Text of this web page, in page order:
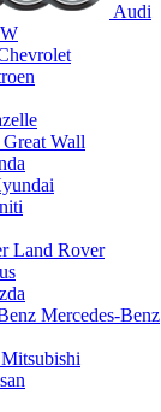
Audi
Great Wall
Land Rover
Mercedes-Benz
Mitsubishi